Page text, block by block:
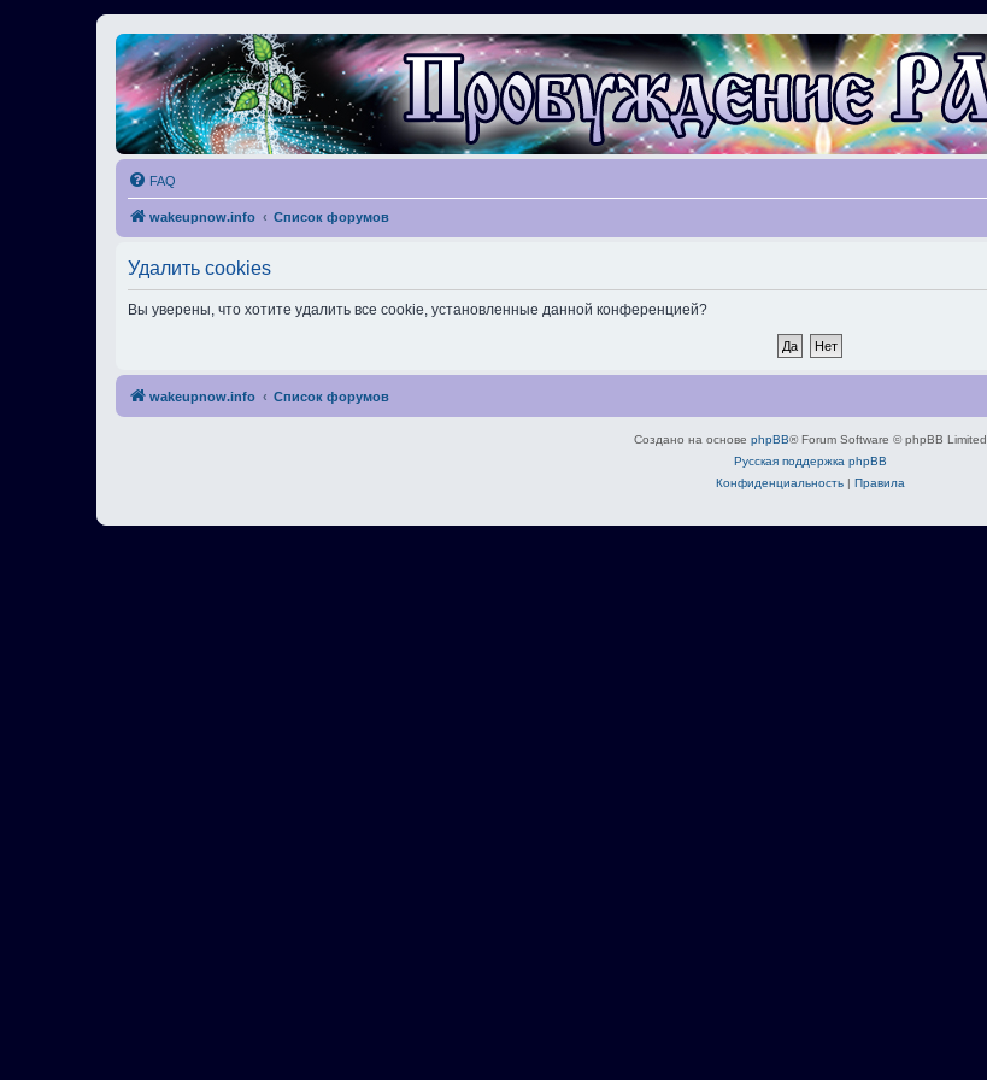
FAQ
wakeupnow.info Список форумов
Удалить cookies
Вы уверены, что хотите удалить все cookie, установленные данной конференцией?
wakeupnow.info Список форумов
Создано на основе phpBB® Forum Software © phpBB Limited
Русская поддержка phpBB
Конфиденциальность| Правила